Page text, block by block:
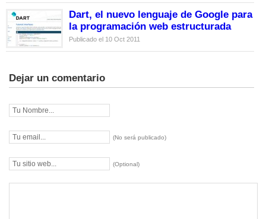
Dart, el nuevo lenguaje de Google para
la programación web estructurada
Publicado el 10 Oct 2011
Dejar un comentario
(No será publicado)
(Optional)